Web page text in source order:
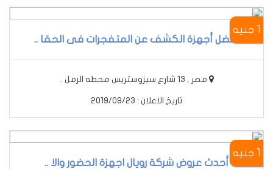
1 جنيه
أفضل أجهزة الكشف عن المتفجرات فى الحقا ..
مصر , 13 شارع سيزوستريس محطه الرمل ..
تاريخ الاعلان : 2019/09/23
1 جنيه
أحدث عروض شركة رويال اجهزة الحضور والا ..